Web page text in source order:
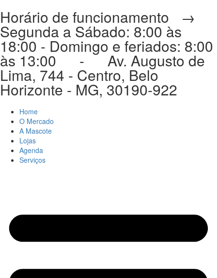
Horário de funcionamento →
Segunda a Sábado: 8:00 às
18:00 - Domingo e feriados: 8:00
às 13:00 - Av. Augusto de
Lima, 744 - Centro, Belo
Horizonte - MG, 30190-922
Home
O Mercado
A Mascote
Lojas
Agenda
Serviços